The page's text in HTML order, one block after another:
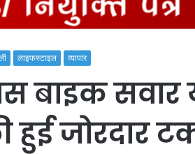
लाइफस्टाइल व्यापार
बाइक
हुई जोरदार